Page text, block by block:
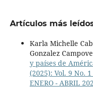
Artículos más
Karla Michelle
Gonzalez
y países de
(2025): Vol. 9 No.
ENERO - ABRIL